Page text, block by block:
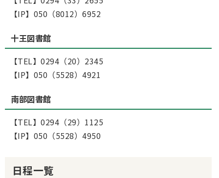
【IP】050（8012）6952
十王図書館
【TEL】0294（20）2345
【IP】050（5528）4921
南部図書館
【TEL】0294（29）1125
【IP】050（5528）4950
日程一覧